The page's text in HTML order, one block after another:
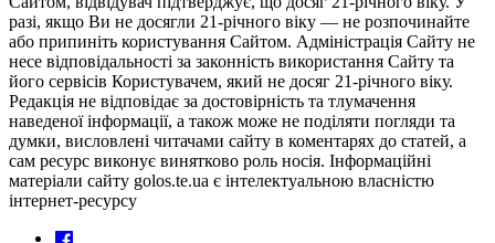
разі, якщо Ви не досягли 21-річного віку — не розпочинайте
або припиніть користування Сайтом. Адміністрація Сайту не
несе відповідальності за законність використання Сайту та
його сервісів Користувачем, який не досяг 21-річного віку.
Редакція не відповідає за достовірність та тлумачення
наведеної інформації, а також може не поділяти погляди та
думки, висловлені читачами сайту в коментарях до статей, а
сам ресурс виконує винятково роль носія. Інформаційні
матеріали сайту golos.te.ua є інтелектуальною власністю
інтернет-ресурсу